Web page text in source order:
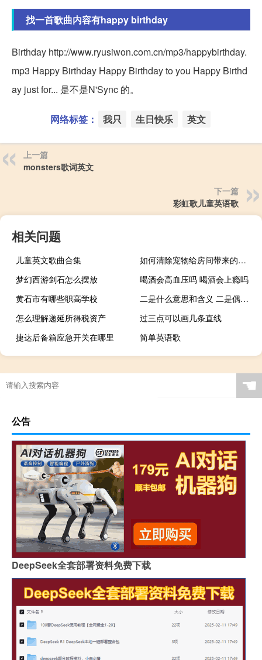
找一首歌曲内容有happy birthday
Birthday http://www.ryusiwon.com.cn/mp3/happybirthday.
mp3 Happy Birthday Happy Birthday to you Happy Birthd
ay just for... 是不是N'Sync 的。
网络标签： 我只 生日快乐 英文
上一篇
monsters歌词英文
下一篇
彩虹歌儿童英语歌
相关问题
儿童英文歌曲合集
如何清除宠物给房间带来的异味
梦幻西游剑石怎么摆放
喝酒会高血压吗 喝酒会上瘾吗
黄石市有哪些职高学校
二是什么意思和含义 二是偶数吗
怎么理解递延所得税资产
过三点可以画几条直线
捷达后备箱应急开关在哪里
简单英语歌
☚
公告
DeepSeek全套部署资料免费下载